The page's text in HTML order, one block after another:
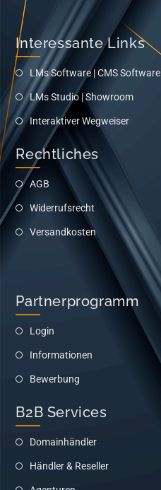
Interessante Links
LMs Software | CMS Software
LMs Studio | Showroom
Interaktiver Wegweiser
Rechtliches
AGB
Widerrufsrecht
Versandkosten
Partnerprogramm
Login
Informationen
Bewerbung
B2B Services
Domainhändler
Händler & Reseller